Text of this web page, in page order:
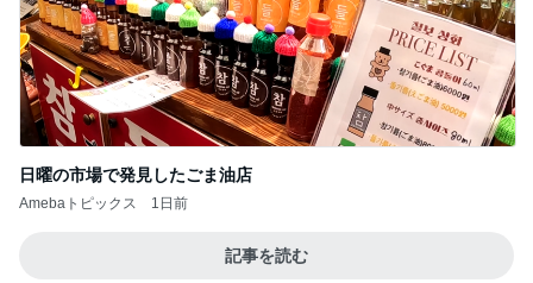
日曜の市場で発見したごま油店
Amebaトピックス 1日前
記事を読む